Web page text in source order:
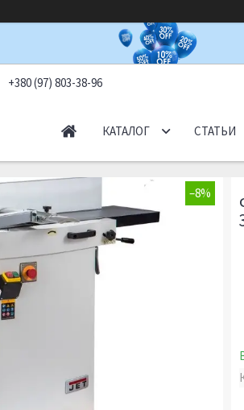
+380 (97) 803-38-96
КАТАЛОГ СТАТЬИ
–8%